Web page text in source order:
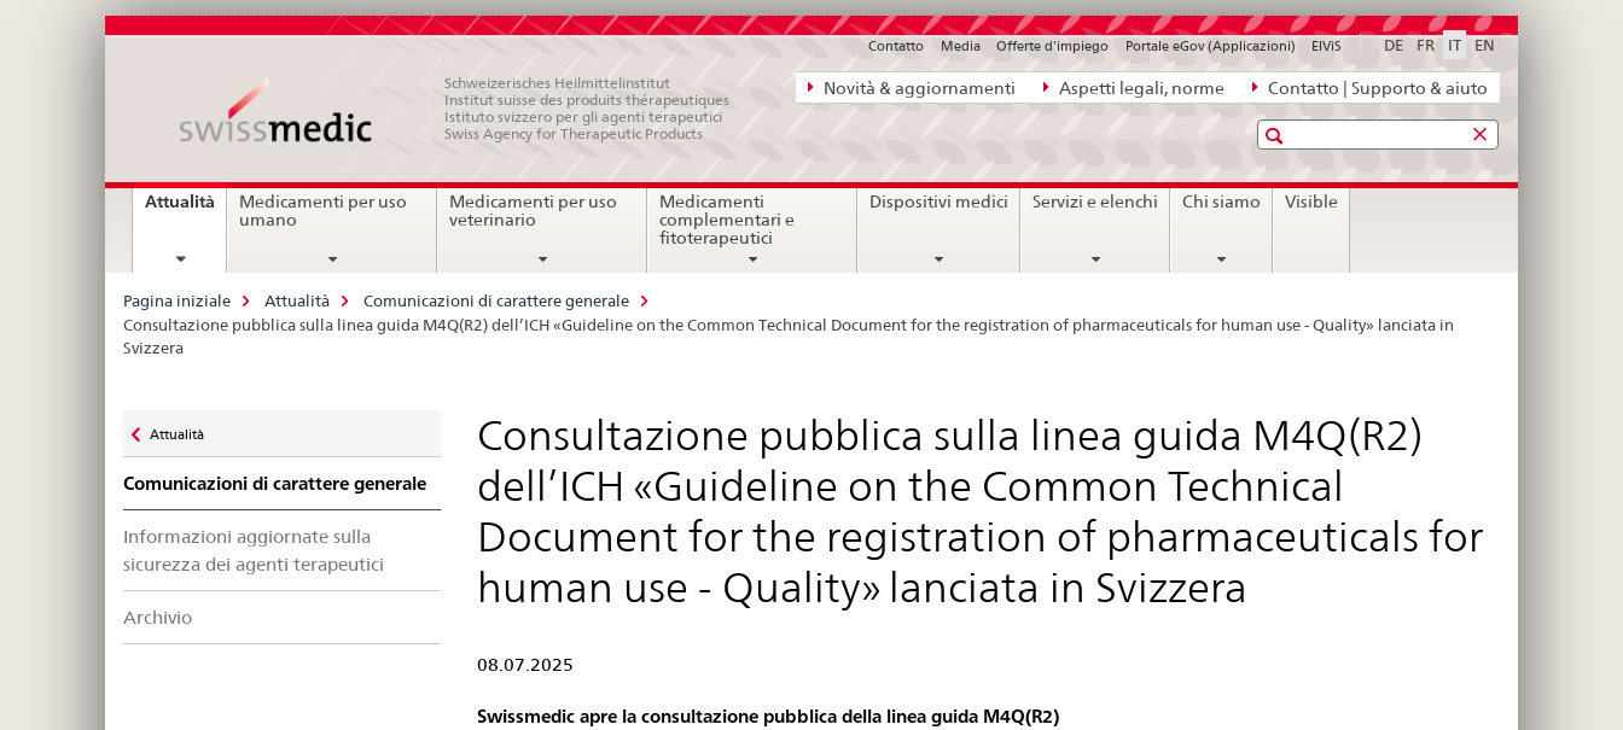
Navigazione
diretta:
aspetti
Novità & aggiornamenti Aspetti legali, norme Contatto | Supporto & aiuto
DE FR IT EN
Contatto Media Offerte d'impiego Portale eGov (Applicazioni) ElViS
Schweizerisches Heilmittelinstitut
Institut suisse des produits thérapeutiques
Istituto svizzero per gli agenti terapeutici
Swiss Agency for Therapeutic Products
Ricerca
Navigation
Attualità current
page
Medicamenti per uso
umano
Medicamenti per uso
veterinario
Medicamenti
complementari e
fitoterapeutici
Dispositivi medici Servizi e elenchi Chi siamo Visible
Breadcrumb
Pagina iniziale Attualità
Comunicazioni di carattere generale
Consultazione pubblica sulla linea guida M4Q(R2) dell’ICH «Guideline on the Common Technical Document for the registration of pharmaceuticals for human use - Quality» lanciata in
Svizzera
zu
Attualità
Comunicazioni di carattere generale
Informazioni aggiornate sulla
sicurezza dei agenti terapeutici
Archivio
Consultazione pubblica sulla linea guida M4Q(R2)
dell’ICH «Guideline on the Common Technical
Document for the registration of pharmaceuticals for
human use - Quality» lanciata in Svizzera
08.07.2025
Swissmedic apre la consultazione pubblica della linea guida M4Q(R2)